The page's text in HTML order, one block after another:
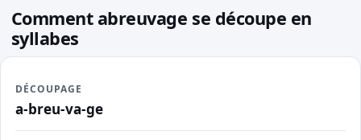
Comment abreuvage se découpe en
syllabes
DÉCOUPAGE
a-breu-va-ge